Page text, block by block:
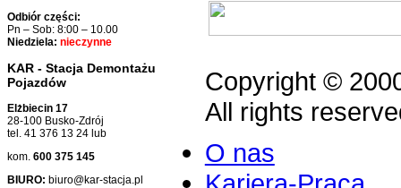
Odbiór części:
Pn – Sob: 8:00 – 10.00
Niedziela: nieczynne
KAR - Stacja Demontażu
Pojazdów
Elżbiecin 17
28-100 Busko-Zdrój
tel. 41 376 13 24 lub
kom. 600 375 145
BIURO: biuro@kar-stacja.pl
Copyright ©
All rights
O nas